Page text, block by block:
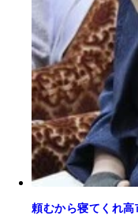
頼むから寝てくれ